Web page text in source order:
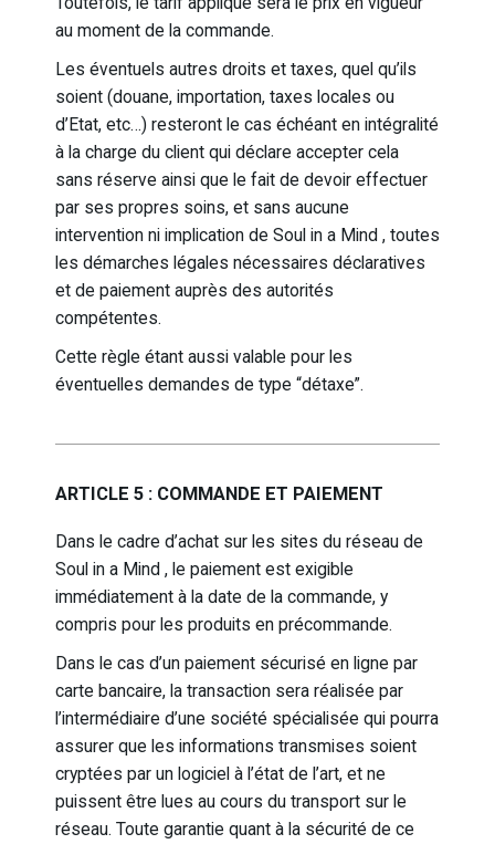
au moment de la commande.
Les éventuels autres droits et taxes, quel qu’ils
soient (douane, importation, taxes locales ou
d’Etat, etc…) resteront le cas échéant en intégralité
à la charge du client qui déclare accepter cela
sans réserve ainsi que le fait de devoir effectuer
par ses propres soins, et sans aucune
intervention ni implication de Soul in a Mind , toutes
les démarches légales nécessaires déclaratives
et de paiement auprès des autorités
compétentes.
Cette règle étant aussi valable pour les
éventuelles demandes de type “détaxe”.
ARTICLE 5 : COMMANDE ET PAIEMENT
Dans le cadre d’achat sur les sites du réseau de
Soul in a Mind , le paiement est exigible
immédiatement à la date de la commande, y
compris pour les produits en précommande.
Dans le cas d’un paiement sécurisé en ligne par
carte bancaire, la transaction sera réalisée par
l’intermédiaire d’une société spécialisée qui pourra
assurer que les informations transmises soient
cryptées par un logiciel à l’état de l’art, et ne
puissent être lues au cours du transport sur le
réseau. Toute garantie quant à la sécurité de ce